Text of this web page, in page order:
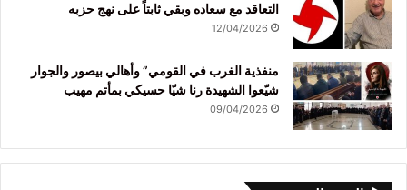
التعاقد مع سعاده وبقي ثابتاً على نهج حزبه
12/04/2026
منفذية الغرب في القومي” وأهالي بيصور والجوار
شيّعوا الشهيدة رنا شيّا حسيكي بمأتم مهيب
09/04/2026